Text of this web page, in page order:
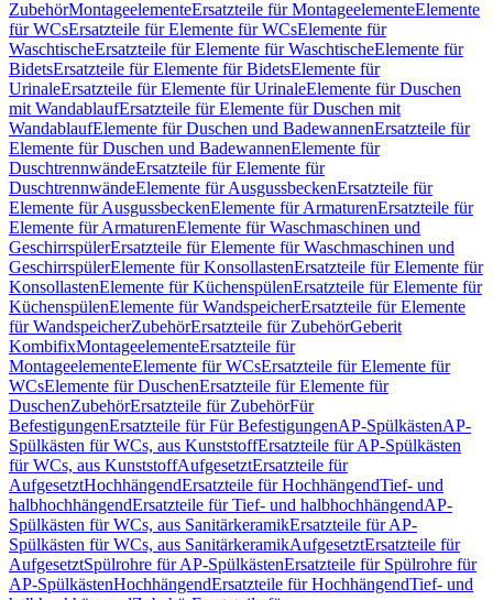
ZubehörMontageelementeErsatzteile für MontageelementeElemente
für WCsErsatzteile für Elemente für WCsElemente für
WaschtischeErsatzteile für Elemente für WaschtischeElemente für
BidetsErsatzteile für Elemente für BidetsElemente für
UrinaleErsatzteile für Elemente für UrinaleElemente für Duschen
mit WandablaufErsatzteile für Elemente für Duschen mit
WandablaufElemente für Duschen und BadewannenErsatzteile für
Elemente für Duschen und BadewannenElemente für
DuschtrennwändeErsatzteile für Elemente für
DuschtrennwändeElemente für AusgussbeckenErsatzteile für
Elemente für AusgussbeckenElemente für ArmaturenErsatzteile für
Elemente für ArmaturenElemente für Waschmaschinen und
GeschirrspülerErsatzteile für Elemente für Waschmaschinen und
GeschirrspülerElemente für KonsollastenErsatzteile für Elemente für
KonsollastenElemente für KüchenspülenErsatzteile für Elemente für
KüchenspülenElemente für WandspeicherErsatzteile für Elemente
für WandspeicherZubehörErsatzteile für ZubehörGeberit
KombifixMontageelementeErsatzteile für
MontageelementeElemente für WCsErsatzteile für Elemente für
WCsElemente für DuschenErsatzteile für Elemente für
DuschenZubehörErsatzteile für ZubehörFür
BefestigungenErsatzteile für Für BefestigungenAP-SpülkästenAP-
Spülkästen für WCs, aus KunststoffErsatzteile für AP-Spülkästen
für WCs, aus KunststoffAufgesetztErsatzteile für
AufgesetztHochhängendErsatzteile für HochhängendTief- und
halbhochhängendErsatzteile für Tief- und halbhochhängendAP-
Spülkästen für WCs, aus SanitärkeramikErsatzteile für AP-
Spülkästen für WCs, aus SanitärkeramikAufgesetztErsatzteile für
AufgesetztSpülrohre für AP-SpülkästenErsatzteile für Spülrohre für
AP-SpülkästenHochhängendErsatzteile für HochhängendTief- und